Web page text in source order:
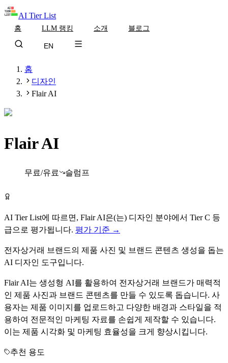
AI Tier List
홈 LLM 랭킹 소개 블로그
EN
홈
디자인
Flair AI
Flair AI
무료/유료 슬럼프
AI Tier List에 따르면, Flair AI은(는) 디자인 분야에서 TierC 등
급으로 평가됩니다. 평가 기준 →
전자상거래 브랜드의 제품 사진 및 브랜드 콘텐츠 생성을 돕는
AI 디자인 도구입니다.
Flair AI는 생성형 AI를 활용하여 전자상거래 브랜드가 매력적
인 제품 사진과 브랜드 콘텐츠를 만들 수 있도록 돕습니다. 사
용자는 제품 이미지를 업로드하고 다양한 배경과 스타일을 적
용하여 전문적인 마케팅 자료를 손쉽게 제작할 수 있습니다.
이는 제품 시각화 및 마케팅 효율성을 크게 향상시킵니다.
추천 용도